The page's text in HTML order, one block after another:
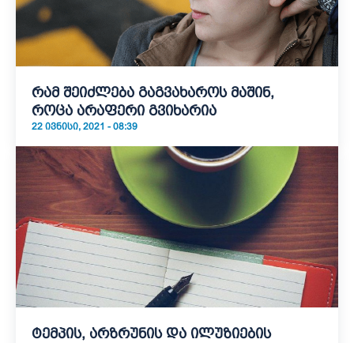
რამ შეიძლება გაგვახაროს მაშინ,
როცა არაფერი გვიხარია
22 ᲘᲕᲜᲘᲡᲘ, 2021 - 08:39
ტემპის, არზრუნის და ილუზიების